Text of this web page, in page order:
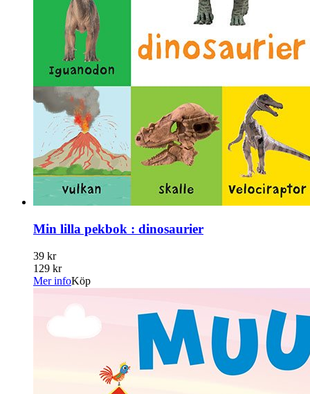
Min lilla pekbok : dinosaurier
39 kr
129 kr
Mer infoKöp